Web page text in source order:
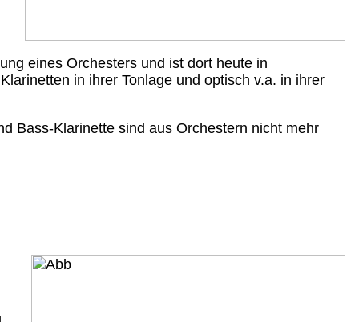
eines Orchesters und ist dort heute in
in ihrer Tonlage und optisch v.a. in ihrer
Bass-Klarinette sind aus Orchestern nicht mehr